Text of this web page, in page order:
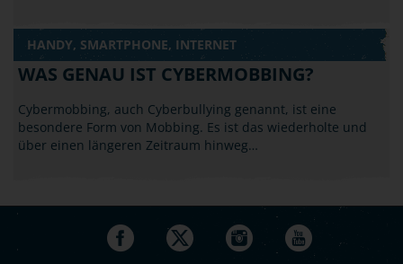
HANDY, SMARTPHONE, INTERNET
WAS GENAU IST CYBERMOBBING?
Cybermobbing, auch Cyberbullying genannt, ist eine
besondere Form von Mobbing. Es ist das wiederholte und
über einen längeren Zeitraum hinweg…